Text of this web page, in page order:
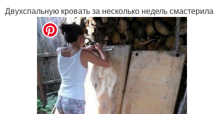
Двухспальную кровать за несколько недель смастерила